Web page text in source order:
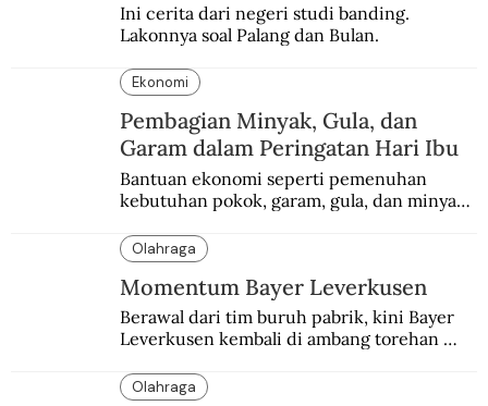
Ini cerita dari negeri studi banding.
Lakonnya soal Palang dan Bulan.
Ekonomi
Pembagian Minyak, Gula, dan
Garam dalam Peringatan Hari Ibu
Bantuan ekonomi seperti pemenuhan
kebutuhan pokok, garam, gula, dan minyak
peringatan Hari Ibu.
Olahraga
Momentum Bayer Leverkusen
Berawal dari tim buruh pabrik, kini Bayer
Leverkusen kembali di ambang torehan
“Neverkusen”.
Olahraga